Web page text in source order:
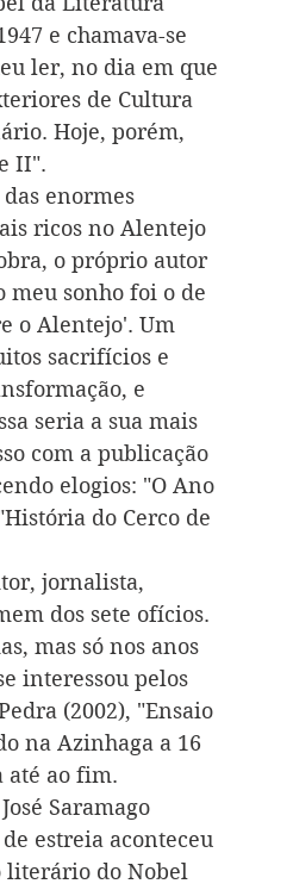
e chamava-se
ler, no dia em que
de Cultura
Hoje, porém,
II".
enormes
ricos no Alentejo
o próprio autor
meu sonho foi o de
o Alentejo'. Um
sacrifícios e
e
seria a sua mais
com a publicação
elogios: "O Ano
do Cerco de
jornalista,
dos sete ofícios.
mas só nos anos
interessou pelos
(2002), "Ensaio
na Azinhaga a 16
até ao fim.
Saramago
estreia aconteceu
literário do Nobel